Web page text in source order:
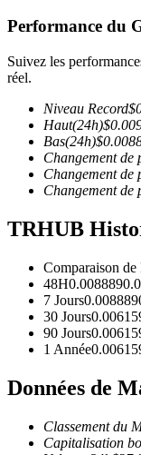
Futures COIN-
TradFi
Produits dérivés
Futures USDC
Futures utilisant
Performance du
Suivez les
réel.
Niveau Record$
Haut(24h)$
Bas(24h)$
Changement de
Changement de
Changement de
TRHUB
Comparaison de
48H0.008889
7 Jours0.008889
30 Jours
90 Jours
1 Année
Données de
Classement du
Capitalisation